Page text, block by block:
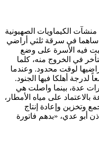
الكيماويات الصهيونية
ساهما في سرقة ثلثي أراضي
فيه الأسرة على وضع
في الخروج منه، كلما
لوقت محدود. وعندما
لدرجة أهلكا فيها الجنود.
عدة، بينما واصلت هي
على مياه الأمطار،
وتخزين وإعادة إنتاج
أبو عدي، «بدهم فاتورة